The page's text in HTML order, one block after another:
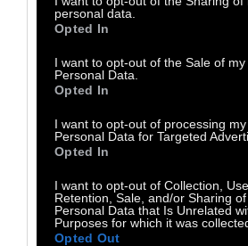
personal data.
Opted In
I want to opt-out of the Sale of my
Personal Data.
Opted In
I want to opt-out of processing my
Personal Data for Targeted
Opted In
I want to opt-out of Collection, Use,
Retention, Sale, and/or Sharing
Personal Data that Is Unrelated
Purposes for which it was
Opted Out
Α' ΠΡΟΣΩΠΟ
Η ψυχική υγεία
Του Κώστα Σαββόπουλου
24 Οκτωβρίου 2025